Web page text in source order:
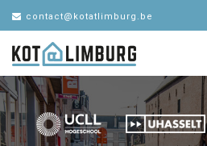
contact@kotatlimburg.be